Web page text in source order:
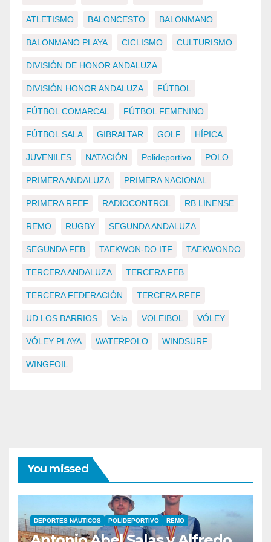
ATLETISMO BALONCESTO BALONMANO
BALONMANO PLAYA CICLISMO CULTURISMO
DIVISIÓN DE HONOR ANDALUZA
DIVISIÓN HONOR ANDALUZA FÚTBOL
FÚTBOL COMARCAL FÚTBOL FEMENINO
FÚTBOL SALA GIBRALTAR GOLF HÍPICA
JUVENILES NATACIÓN Polideportivo POLO
PRIMERA ANDALUZA PRIMERA NACIONAL
PRIMERA RFEF RADIOCONTROL RB LINENSE
REMO RUGBY SEGUNDA ANDALUZA
SEGUNDA FEB TAEKWON-DO ITF TAEKWONDO
TERCERA ANDALUZA TERCERA FEB
TERCERA FEDERACIÓN TERCERA RFEF
UD LOS BARRIOS Vela VOLEIBOL VÓLEY
VÓLEY PLAYA WATERPOLO WINDSURF
WINGFOIL
You missed
DEPORTES NÁUTICOS POLIDEPORTIVO REMO